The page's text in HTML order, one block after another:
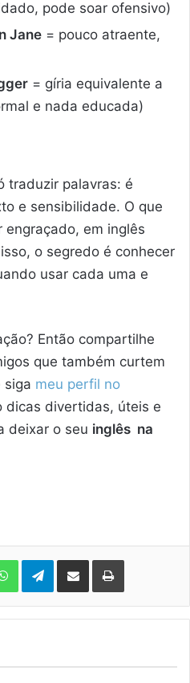
pode soar ofensivo)
Jane = pouco atraente,
= gíria equivalente a
e nada educada)
traduzir palavras: é
e sensibilidade. O que
em inglês
o segredo é conhecer
usar cada uma e
Então compartilhe
que também curtem
siga meu perfil no
dicas divertidas, úteis e
deixar o seu inglês na
WhatsAppTelegram
Compartilhar via e-mail Imprimir